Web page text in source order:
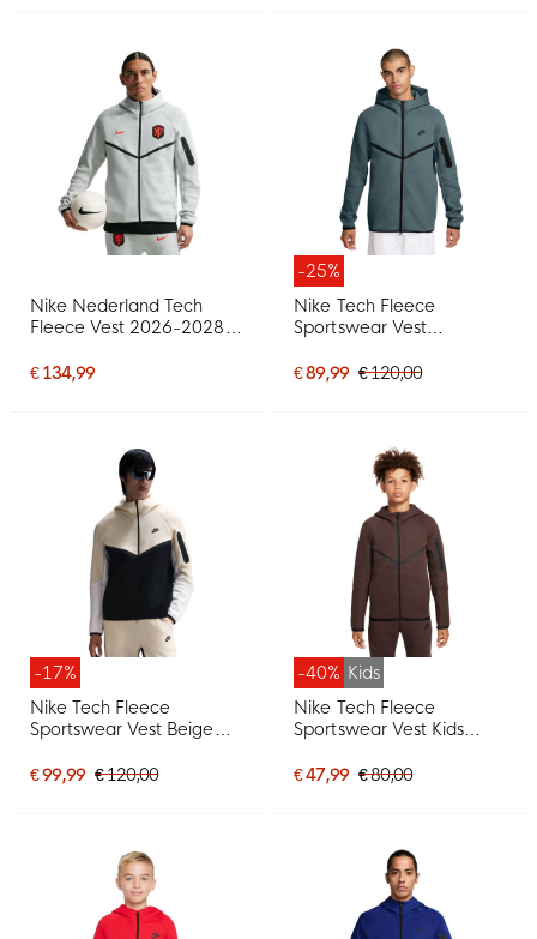
Nike Nederland Tech
Fleece Vest 2026-2028
€ 134,99
-25%
Nike Tech Fleece
Sportswear Vest
€ 89,99 € 120,00
-17%
Nike Tech Fleece
Sportswear Vest Beige
€ 99,99 € 120,00
-40% Kids
Nike Tech Fleece
Sportswear Vest Kids
€ 47,99 € 80,00